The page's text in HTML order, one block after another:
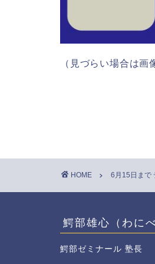
（見づらい場合は
HOME 6月15日まで
鰐部雄心（わに
鰐部ゼミナール 塾長